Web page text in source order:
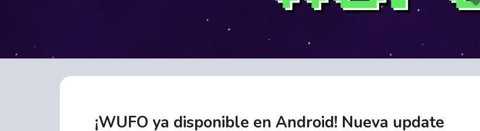
¡WUFO ya disponible en Android! Nueva update